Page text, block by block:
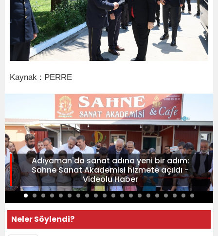
Kaynak : PERRE
Adıyaman'da sanat adına yeni bir adım:
Sahne Sanat Akademisi hizmete açıldı -
Videolu Haber
Neler Söylendi?